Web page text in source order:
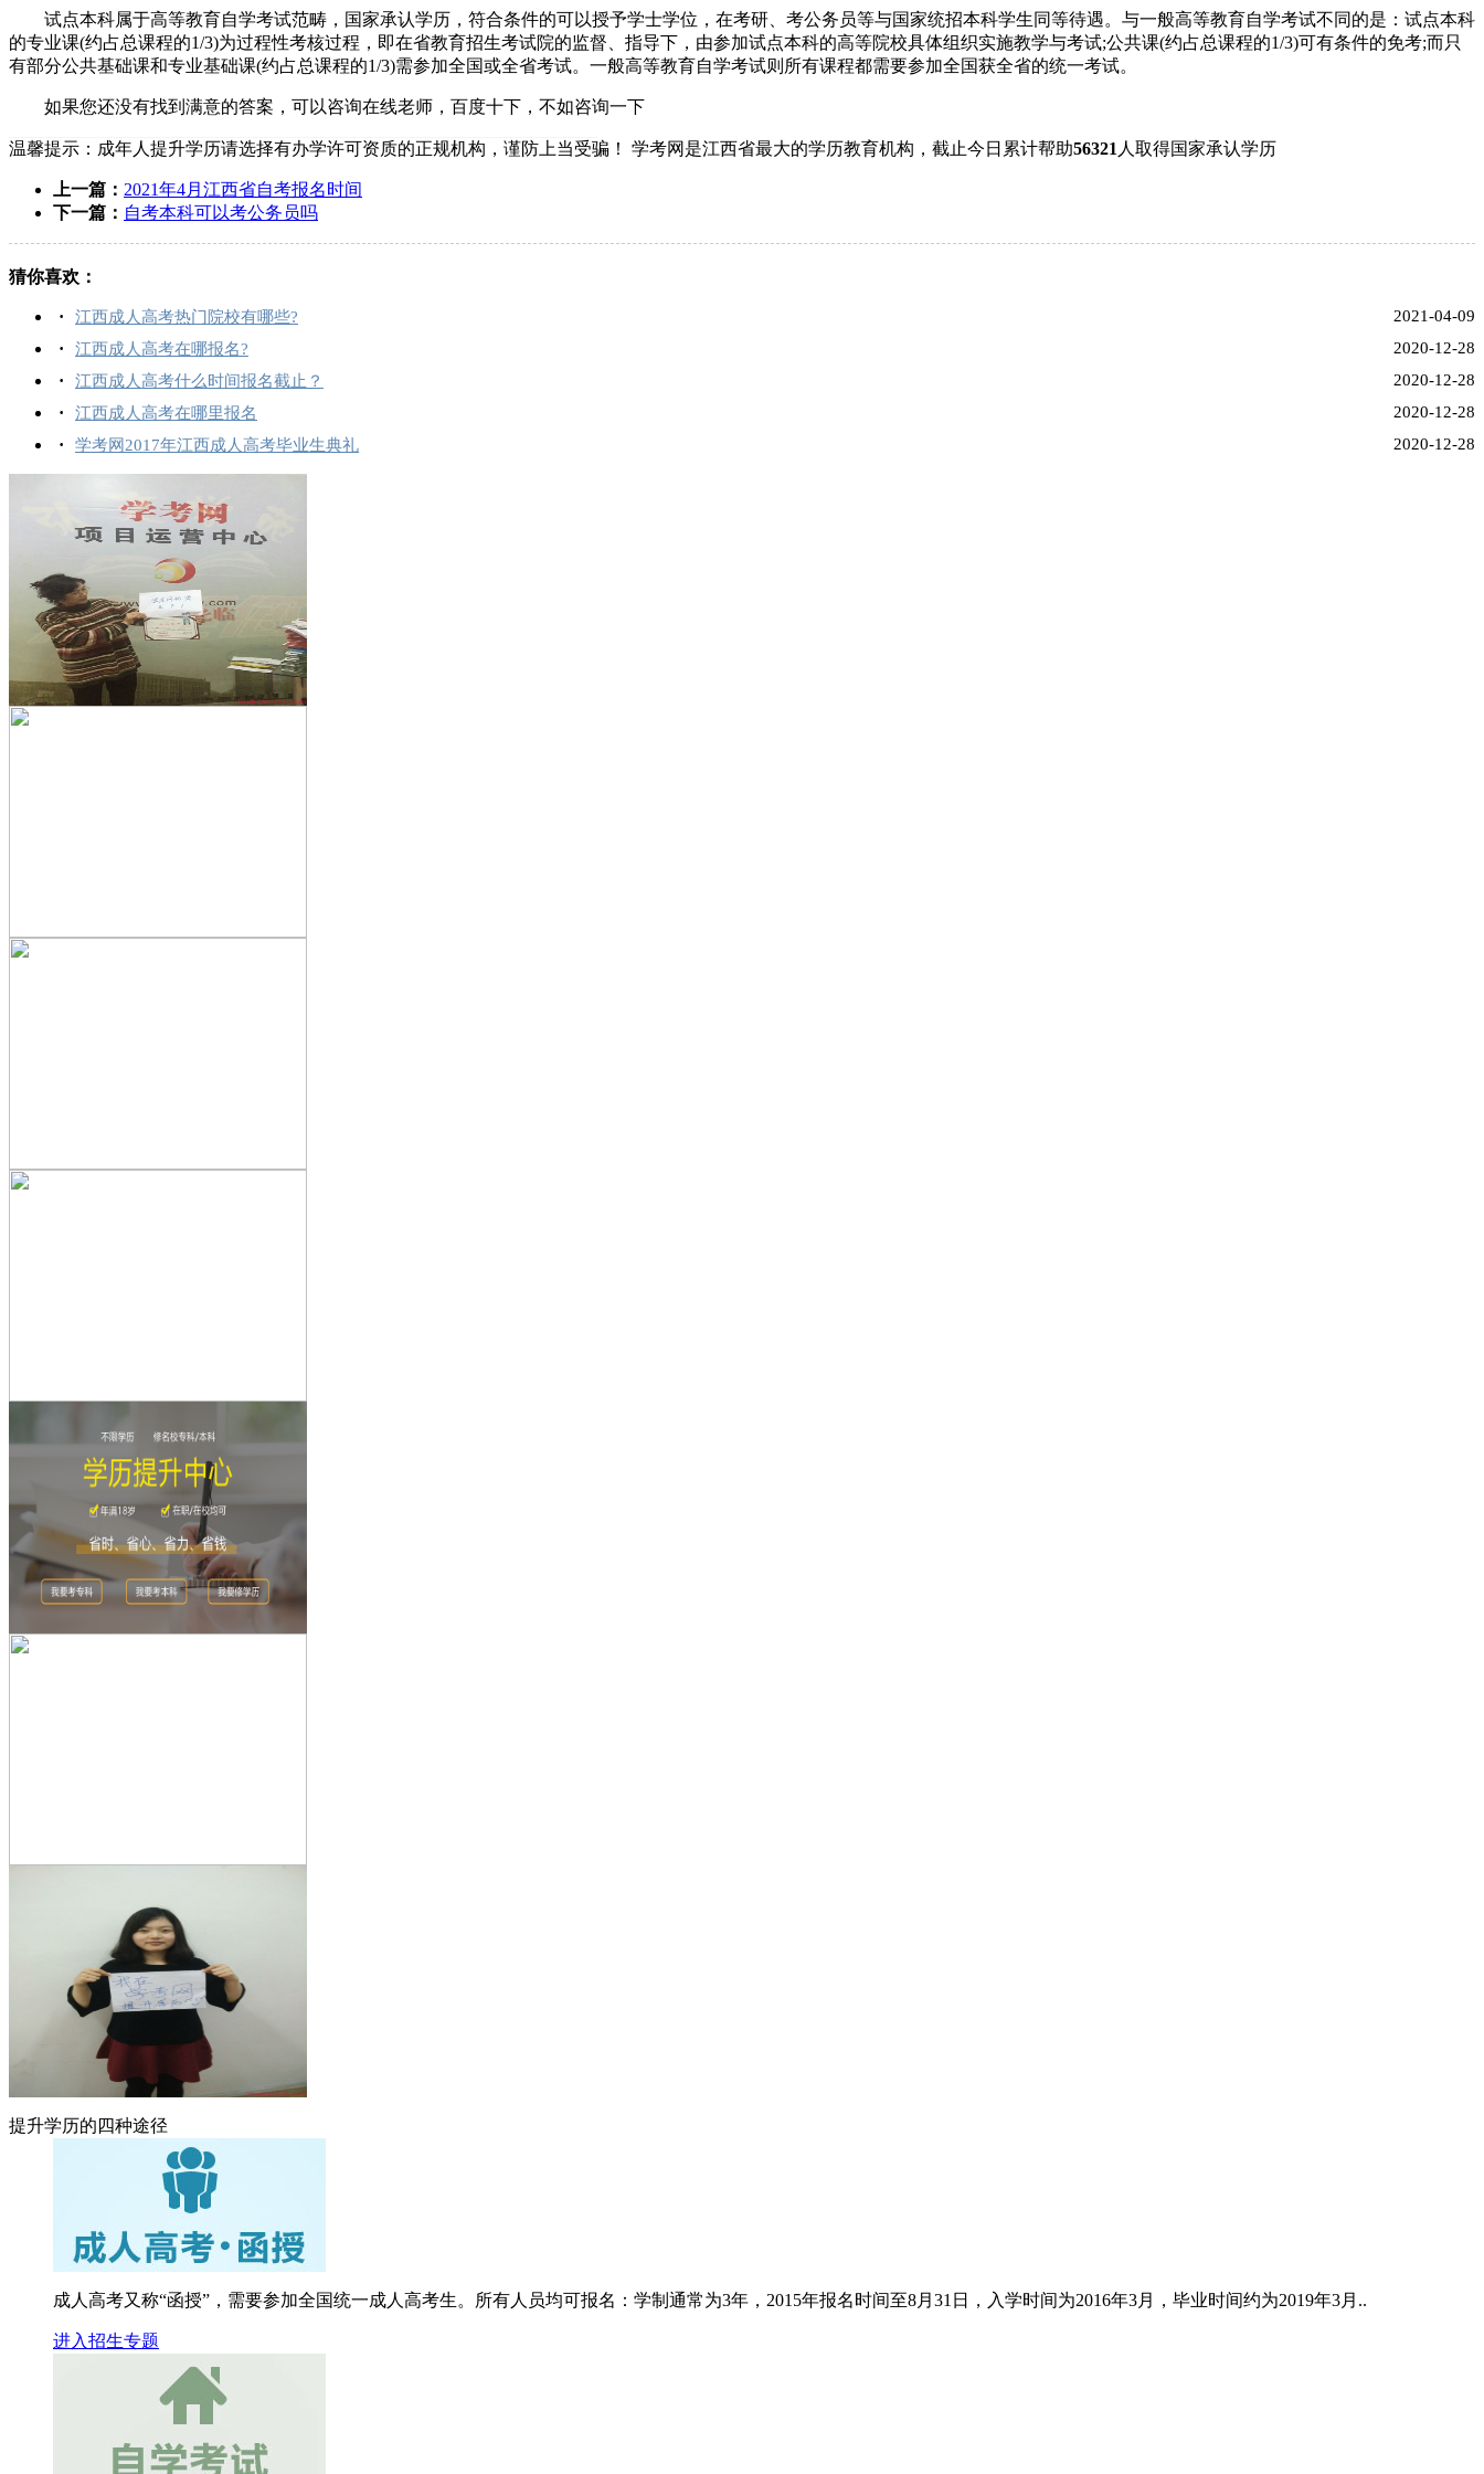
试点本科属于高等教育自学考试范畴，国家承认学历，符合条件的可以授予学士学位，在考研、考公务员等与国家统招本科学生同等待遇。与一般高等教育自学考试不同的是：试点本科
的专业课(约占总课程的1/3)为过程性考核过程，即在省教育招生考试院的监督、指导下，由参加试点本科的高等院校具体组织实施教学与考试;公共课(约占总课程的1/3)可有条件的免考;而只
有部分公共基础课和专业基础课(约占总课程的1/3)需参加全国或全省考试。一般高等教育自学考试则所有课程都需要参加全国获全省的统一考试。
如果您还没有找到满意的答案，可以咨询在线老师，百度十下，不如咨询一下
温馨提示：成年人提升学历请选择有办学许可资质的正规机构，谨防上当受骗！ 学考网是江西省最大的学历教育机构，截止今日累计帮助56321 人取得国家承认学历
上一篇： 2021年4月江西省自考报名时间
下一篇： 自考本科可以考公务员吗
猜你喜欢：
· 江西成人高考热门院校有哪些? 2021-04-09
· 江西成人高考在哪报名? 2020-12-28
· 江西成人高考什么时间报名截止？ 2020-12-28
· 江西成人高考在哪里报名 2020-12-28
· 学考网2017年江西成人高考毕业生典礼 2020-12-28
提升学历的四种途径
成人高考又称“函授”，需要参加全国统一成人高考生。所有人员均可报名：学制通常为3年，2015年报名时间至8月31日，入学时间为2016年3月，毕业时间约为2019年3月..
进入招生专题